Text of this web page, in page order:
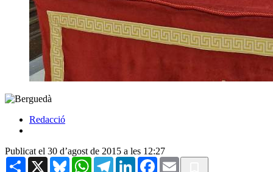
Redacció
Publicat el 30 d’agost de 2015 a les 12:27
Share X BlueskyWhatsAppTelegramLinkedInFacebook
Email